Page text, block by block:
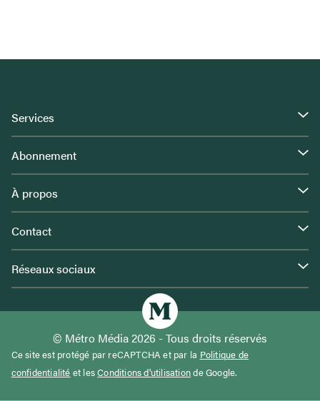
Services
Abonnement
À propos
Contact
Réseaux sociaux
© Métro Média 2026 - Tous droits réservés
Ce site est protégé par reCAPTCHA et par la Politique de
confidentialité et lesConditions d'utilisationde Google.